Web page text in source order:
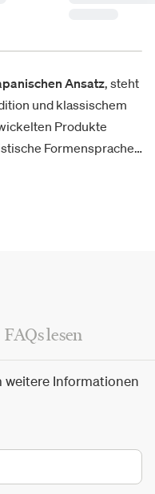
Ansatz, steht
und klassischem
Produkte
Formensprache
noch verstärkt
FAQs lesen
weitere Informationen